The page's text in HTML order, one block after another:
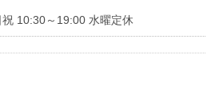
10:30～19:00 水曜定休